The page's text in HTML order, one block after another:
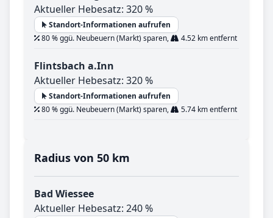
Aktueller Hebesatz: 320 %
Standort-Informationen aufrufen
80 % ggü. Neubeuern (Markt) sparen,
4.52 km entfernt
Flintsbach a.Inn
Aktueller Hebesatz: 320 %
Standort-Informationen aufrufen
80 % ggü. Neubeuern (Markt) sparen,
5.74 km entfernt
Radius von 50 km
Bad Wiessee
Aktueller Hebesatz: 240 %